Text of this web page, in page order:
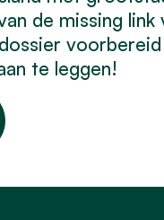
de missing
te leggen!